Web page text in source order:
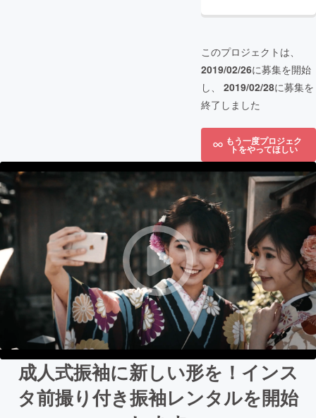
このプロジェクトは、
2019/02/26に募集を開始
し、 2019/02/28に募集を
終了しました
もう一度プロジェク
トをやってほしい
成人式振袖に新しい形を！インス
タ前撮り付き振袖レンタルを開始